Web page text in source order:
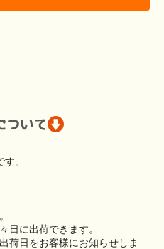
。
日に出荷できます。
荷日をお客様にお知らせしま